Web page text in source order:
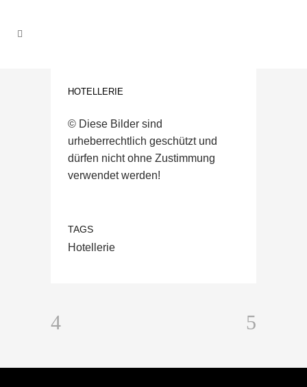
HOTELLERIE
© Diese Bilder sind
urheberrechtlich geschützt und
dürfen nicht ohne Zustimmung
verwendet werden!
TAGS
Hotellerie